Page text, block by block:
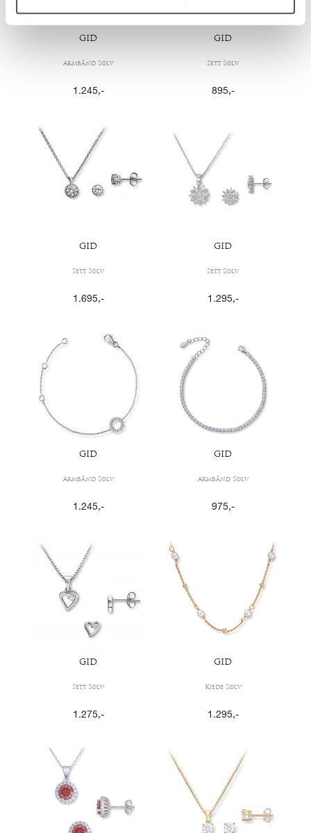
GID
Armbånd Sølv
1.245,-
GID
Sett Sølv
895,-
GID
Sett Sølv
1.695,-
GID
Sett Sølv
1.295,-
GID
Armbånd Sølv
1.245,-
GID
Armbånd Sølv
975,-
GID
Sett Sølv
1.275,-
GID
Kjede Sølv
1.295,-